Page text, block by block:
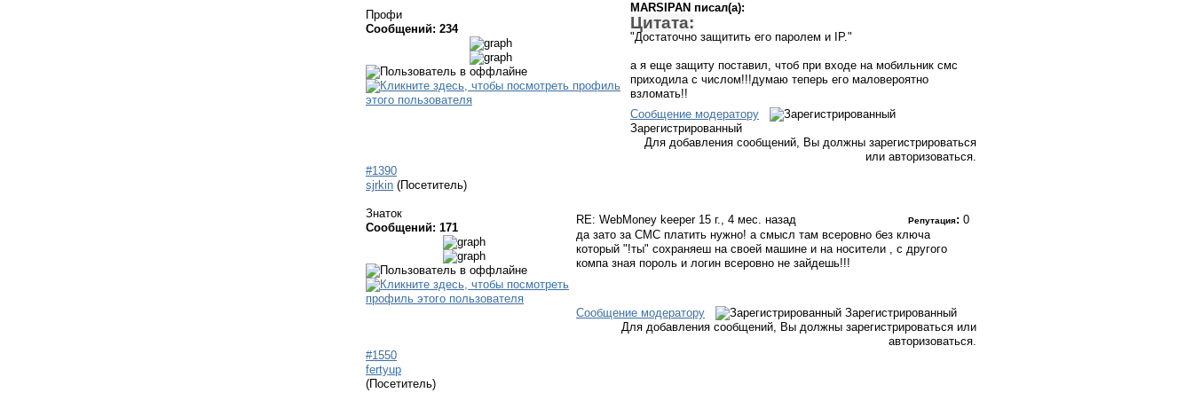
Профи
Сообщений: 234
MARSIPAN писал(а):
Цитата:
"Достаточно защитить его паролем и IP."
а я еще защиту поставил, чтоб при входе на мобильник смс
приходила с числом!!!думаю теперь его маловероятно
взломать!!
Сообщение модератору
Зарегистрированный
Для добавления сообщений, Вы должны зарегистрироваться
или авторизоваться.
#1390
sjrkin (Посетитель)
Знаток
Сообщений: 171
RE: WebMoney keeper 15 г., 4 мес. назад Репутация: 0
да зато за СМС платить нужно! а смысл там всеровно без ключа
который "!ты" сохраняеш на своей машине и на носители , с другого
компа зная пороль и логин всеровно не зайдешь!!!
Сообщение модератору
Зарегистрированный
Для добавления сообщений, Вы должны зарегистрироваться или
авторизоваться.
#1550
fertyup
(Посетитель)